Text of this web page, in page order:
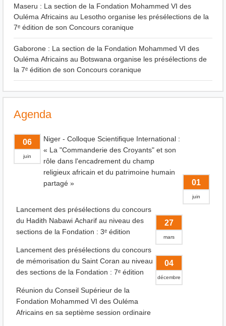
Maseru : La section de la Fondation Mohammed VI des
Ouléma Africains au Lesotho organise les présélections de la
7ᵉ édition de son Concours coranique
Gaborone : La section de la Fondation Mohammed VI des
Ouléma Africains au Botswana organise les présélections de
la 7ᵉ édition de son Concours coranique
Agenda
06
juin
Niger - Colloque Scientifique International :
« La "Commanderie des Croyants" et son
rôle dans l'encadrement du champ
religieux africain et du patrimoine humain
partagé »
01
juin
Lancement des présélections du concours
du Hadith Nabawi Acharif au niveau des
sections de la Fondation : 3ᵉ édition
27
mars
Lancement des présélections du concours
de mémorisation du Saint Coran au niveau
des sections de la Fondation : 7ᵉ édition
04
décembre
Réunion du Conseil Supérieur de la
Fondation Mohammed VI des Ouléma
Africains en sa septième session ordinaire